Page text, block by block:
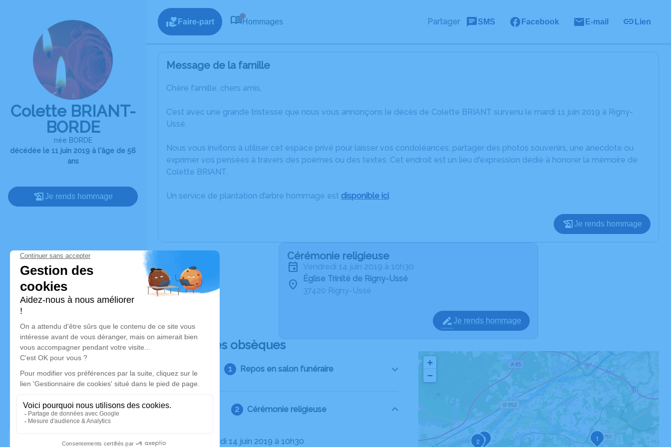
Colette BRIANT-
BORDE
née BORDE
décédée le 11 juin 2019 à l'âge de 56
ans
Je rends hommage
Faire-part Hommages Partager SMS Facebook E-mail Lien
Message de la famille
Chère famille, chers amis,
C’est avec une grande tristesse que nous vous annonçons le décès de Colette BRIANT survenu le mardi 11 juin 2019 à Rigny-
Ussé.
Nous vous invitons à utiliser cet espace privé pour laisser vos condoléances, partager des photos souvenirs, une anecdote ou
exprimer vos pensées à travers des poèmes ou des textes. Cet endroit est un lieu d'expression dédié à honorer la mémoire de
Colette BRIANT.
Un service de plantation d’arbre hommage est disponible ici.
Je rends hommage
Cérémonie religieuse
vendredi 14 juin 2019 à 10h30
Église Trinité de Rigny-Ussé
37420 Rigny-Ussé
Je rends hommage
Déroulé des obsèques
Repos en salon funéraire
Cérémonie religieuse
Le vendredi 14 juin 2019 à 10h30 1
2 3
+
−